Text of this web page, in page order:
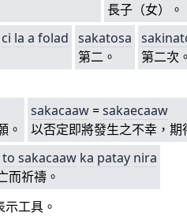
長子（女）。
ci la a folad sakatosa
第二。
第二次。
。
sakacaaw=sakaecaaw
以否定即將發生之不幸，期
to sakacaaw ka patay nira
而祈禱。
工具。